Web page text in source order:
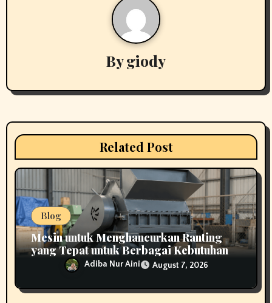
a
t
o
n
Bygiody
Related Post
Blog
Mesin untuk Menghancurkan Ranting
yang Tepat untuk Berbagai Kebutuhan
Adiba Nur Aini August 7, 2026